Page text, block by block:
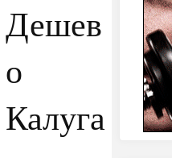
Дешев
о
Калуга